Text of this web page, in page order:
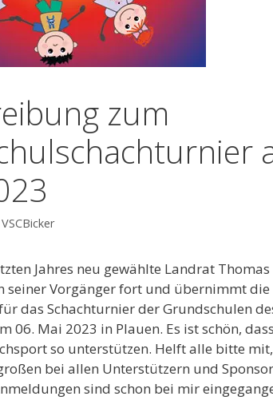
zum
VSCBicker
Jahres neu gewählte Landrat
Vorgänger fort und übernimmt die
das Schachturnier der Grundschulen
06. Mai 2023 in Plauen. Es ist schön,
so unterstützen. Helft alle bitte
bei allen Unterstützern und
sind schon bei mir